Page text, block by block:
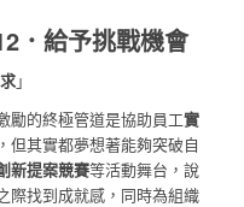
．給予挑戰機會
」
勵的終極管道是協助員工實
但其實都夢想著能夠突破自
新提案競賽等活動舞台，說
際找到成就感，同時為組織